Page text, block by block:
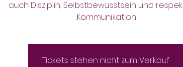
auch Disziplin, Selbstbewusstsein und
Kommunikation.
Tickets stehen nicht zum Verkauf